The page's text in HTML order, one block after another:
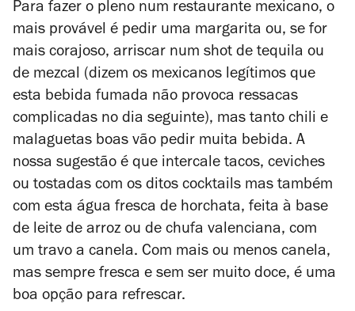
Para fazer o pleno num restaurante mexicano, o
mais provável é pedir uma margarita ou, se for
mais corajoso, arriscar num shot de tequila ou
de mezcal (dizem os mexicanos legítimos que
esta bebida fumada não provoca ressacas
complicadas no dia seguinte), mas tanto chili e
malaguetas boas vão pedir muita bebida. A
nossa sugestão é que intercale tacos, ceviches
ou tostadas com os ditos cocktails mas também
com esta água fresca de horchata, feita à base
de leite de arroz ou de chufa valenciana, com
um travo a canela. Com mais ou menos canela,
mas sempre fresca e sem ser muito doce, é uma
boa opção para refrescar.